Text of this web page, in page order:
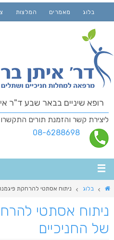
בלוג מאמרים המלצות
רופא שיניים בבאר שבע ד"ר
ליצירת קשר והזמנת תורים התקשרו
08-6288698
בלוג ניתוח אסתטי להרחקת
ניתוח אסתטי
של החניכיים